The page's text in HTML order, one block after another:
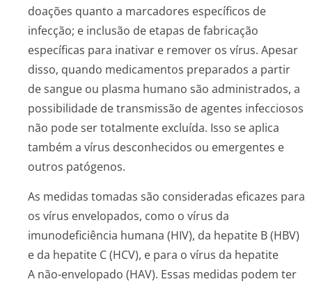
doações quanto a marcadores específicos de
infecção; e inclusão de etapas de fabricação
específicas para inativar e remover os vírus. Apesar
disso, quando medicamentos preparados a partir
de sangue ou plasma humano são administrados, a
possibilidade de transmissão de agentes infecciosos
não pode ser totalmente excluída. Isso se aplica
também a vírus desconhecidos ou emergentes e
outros patógenos.
As medidas tomadas são consideradas eficazes para
os vírus envelopados, como o vírus da
imunodeficiência humana (HIV), da hepatite B (HBV)
e da hepatite C (HCV), e para o vírus da hepatite
A não-envelopado (HAV). Essas medidas podem ter